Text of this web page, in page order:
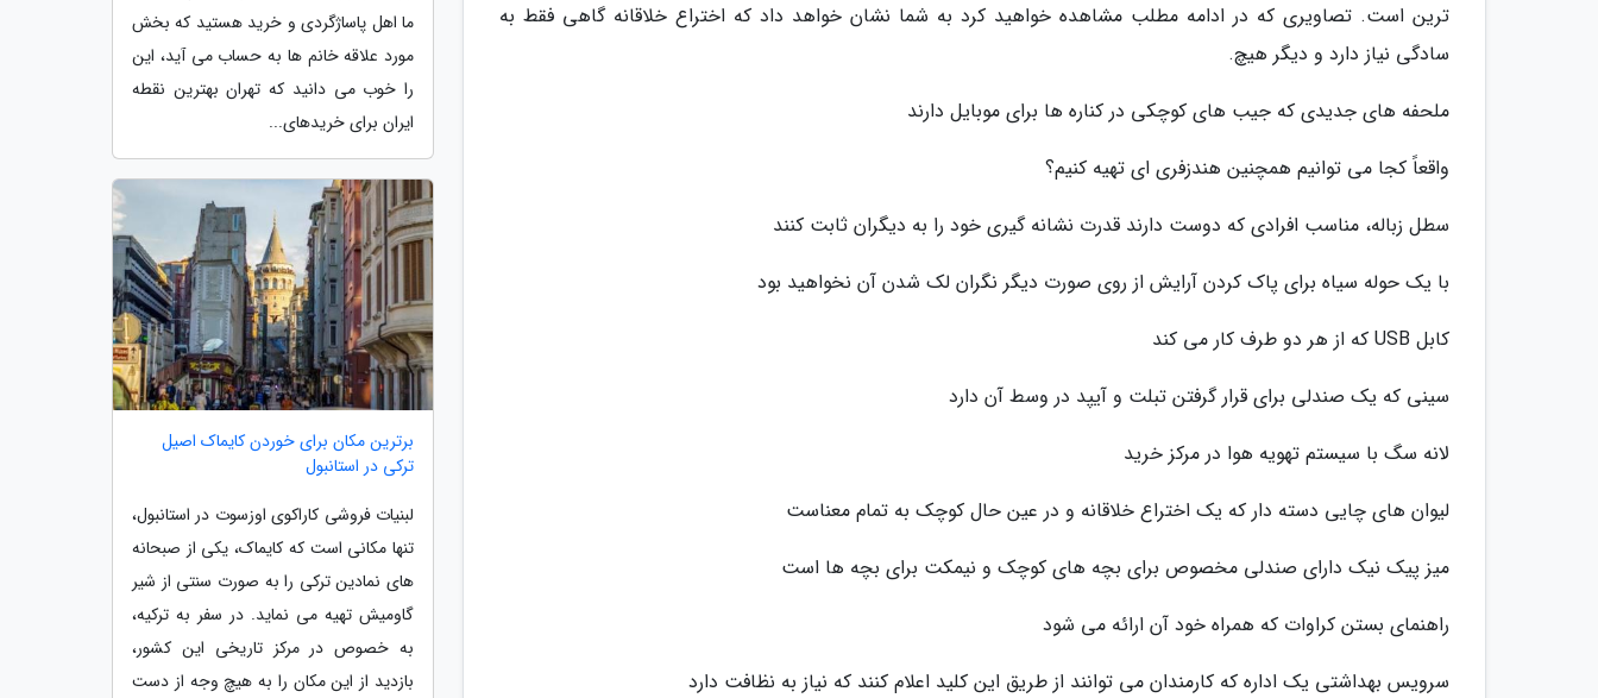
ترین است. تصاویری که در ادامه مطلب مشاهده خواهید کرد به شما نشان خواهد داد که اختراع خلاقانه گاهی فقط به
سادگی نیاز دارد و دیگر هیچ.
ملحفه های جدیدی که جیب های کوچکی در کناره ها برای موبایل دارند
واقعاً کجا می توانیم همچنین هندزفری ای تهیه کنیم؟
سطل زباله، مناسب افرادی که دوست دارند قدرت نشانه گیری خود را به دیگران ثابت کنند
با یک حوله سیاه برای پاک کردن آرایش از روی صورت دیگر نگران لک شدن آن نخواهید بود
کابل USB که از هر دو طرف کار می کند
سینی که یک صندلی برای قرار گرفتن تبلت و آیپد در وسط آن دارد
لانه سگ با سیستم تهویه هوا در مرکز خرید
لیوان های چایی دسته دار که یک اختراع خلاقانه و در عین حال کوچک به تمام معناست
میز پیک نیک دارای صندلی مخصوص برای بچه های کوچک و نیمکت برای بچه ها است
راهنمای بستن کراوات که همراه خود آن ارائه می شود
سرویس بهداشتی یک اداره که کارمندان می توانند از طریق این کلید اعلام کنند که نیاز به نظافت دارد
ما اهل پاساژگردی و خرید هستید که بخش
مورد علاقه خانم ها به حساب می آید، این
را خوب می دانید که تهران بهترین نقطه
ایران برای خریدهای...
برترین مکان برای خوردن کایماک اصیل
ترکی در استانبول
لبنیات فروشی کاراکوی اوزسوت در استانبول،
تنها مکانی است که کایماک، یکی از صبحانه
های نمادین ترکی را به صورت سنتی از شیر
گاومیش تهیه می نماید. در سفر به ترکیه،
به خصوص در مرکز تاریخی این کشور،
بازدید از این مکان را به هیچ وجه از دست